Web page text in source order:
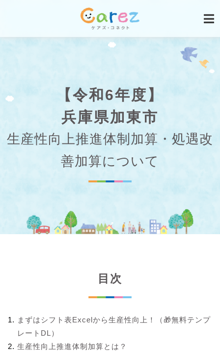
【令和6年度】
兵庫県加東市
生産性向上推進体制加算・処遇改
善加算について
目次
まずはシフト表Excelから生産性向上！（🎁無料テンプ
レートDL）
生産性向上推進体制加算とは？